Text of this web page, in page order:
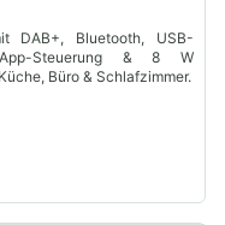
DAB+, Bluetooth, USB-
Steuerung & 8 W
Büro & Schlafzimmer.